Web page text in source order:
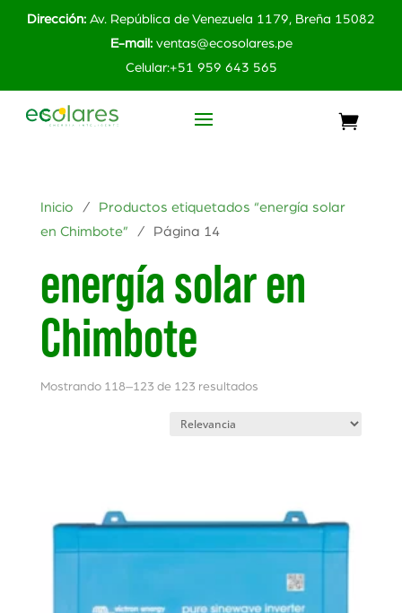
Dirección: Av. República de Venezuela 1179, Breña 15082
E-mail: ventas@ecosolares.pe
Celular:+51 959 643 565
Inicio / Productos etiquetados “energía solar
en Chimbote” / Página 14
energía solar en
Chimbote
Mostrando 118–123 de 123 resultados